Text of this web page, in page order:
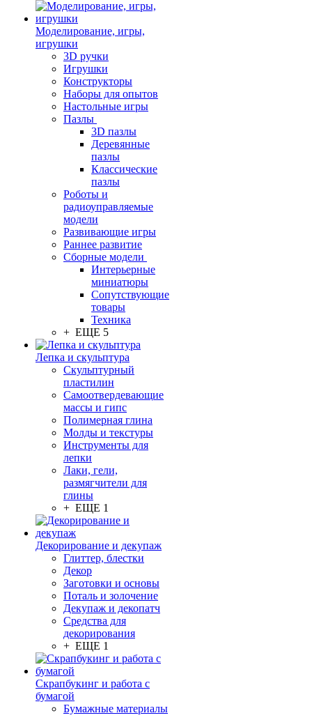
Моделирование, игры,
игрушки
3D ручки
Игрушки
Конструкторы
Наборы для опытов
Настольные игры
Пазлы
3D пазлы
Деревянные
пазлы
Классические
пазлы
Роботы и
радиоуправляемые
модели
Развивающие игры
Раннее развитие
Сборные модели
Интерьерные
миниатюры
Сопутствующие
товары
Техника
+ ЕЩЕ 5
Лепка и скульптура
Скульптурный
пластилин
Самоотвердевающие
массы и гипс
Полимерная глина
Молды и текстуры
Инструменты для
лепки
Лаки, гели,
размягчители для
глины
+ ЕЩЕ 1
Декорирование и декупаж
Глиттер, блестки
Декор
Заготовки и основы
Поталь и золочение
Декупаж и декопатч
Средства для
декорирования
+ ЕЩЕ 1
Скрапбукинг и работа с
бумагой
Бумажные материалы